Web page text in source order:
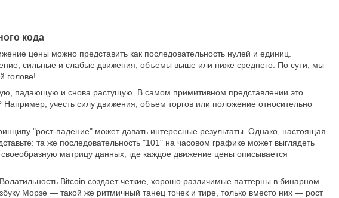
кода
цены можно представить как последовательность нулей и единиц.
сильные и слабые движения, объемы выше или ниже среднего. По сути, мы
голове!
падающую и снова растущую. В самом примитивном представлении это
учесть силу движения, объем торгов или положение относительно
"рост-падение" может давать интересные результаты. Однако, настоящая
та же последовательность "101" на часовом графике может выглядеть
матрицу данных, где каждое движение цены описывается
Bitcoin создает четкие, хорошо различимые паттерны в бинарном
Морзе — такой же ритмичный танец точек и тире, только вместо них — рост